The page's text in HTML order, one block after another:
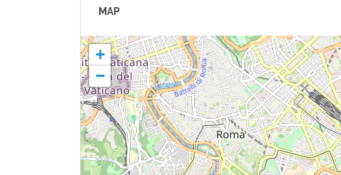
MAP
+
−